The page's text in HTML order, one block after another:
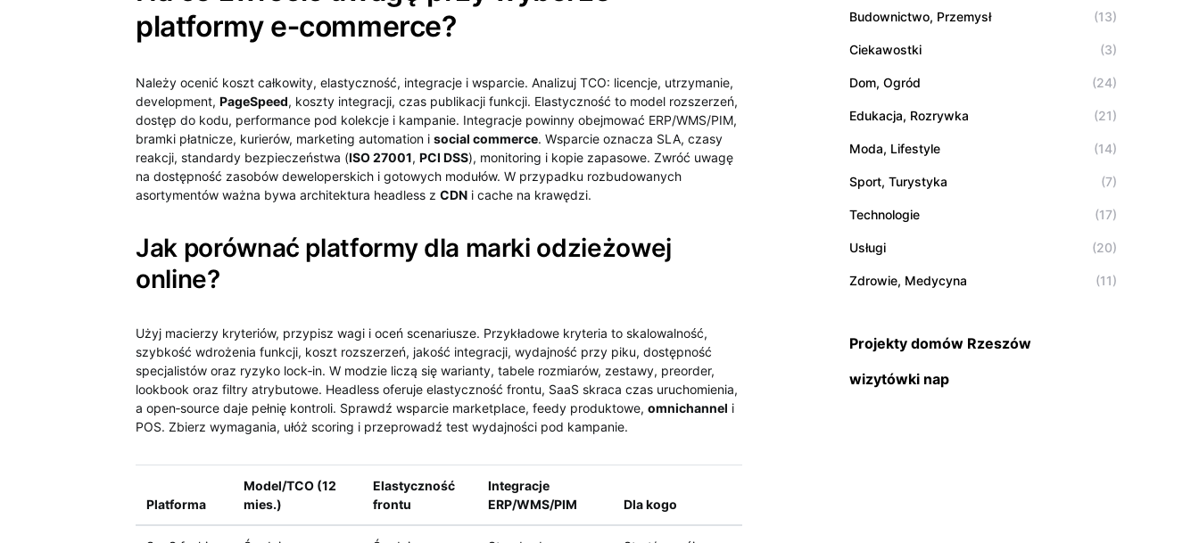
platformy e‑commerce?
Należy ocenić koszt całkowity, elastyczność, integracje i wsparcie. Analizuj TCO: licencje, utrzymanie,
development, PageSpeed, koszty integracji, czas publikacji funkcji. Elastyczność to model rozszerzeń,
dostęp do kodu, performance pod kolekcje i kampanie. Integracje powinny obejmować ERP/WMS/PIM,
bramki płatnicze, kurierów, marketing automation i social commerce. Wsparcie oznacza SLA, czasy
reakcji, standardy bezpieczeństwa (ISO 27001, PCI DSS), monitoring i kopie zapasowe. Zwróć uwagę
na dostępność zasobów deweloperskich i gotowych modułów. W przypadku rozbudowanych
asortymentów ważna bywa architektura headless z CDN i cache na krawędzi.
Jak porównać platformy dla marki odzieżowej
online?
Użyj macierzy kryteriów, przypisz wagi i oceń scenariusze. Przykładowe kryteria to skalowalność,
szybkość wdrożenia funkcji, koszt rozszerzeń, jakość integracji, wydajność przy piku, dostępność
specjalistów oraz ryzyko lock‑in. W modzie liczą się warianty, tabele rozmiarów, zestawy, preorder,
lookbook oraz filtry atrybutowe. Headless oferuje elastyczność frontu, SaaS skraca czas uruchomienia,
a open‑source daje pełnię kontroli. Sprawdź wsparcie marketplace, feedy produktowe, omnichannel i
POS. Zbierz wymagania, ułóż scoring i przeprowadź test wydajności pod kampanie.
Platforma
Model/TCO (12
mies.)
Elastyczność
frontu
Integracje
ERP/WMS/PIM
Dla kogo
Budownictwo, Przemysł (13)
Ciekawostki (3)
Dom, Ogród (24)
Edukacja, Rozrywka (21)
Moda, Lifestyle (14)
Sport, Turystyka (7)
Technologie (17)
Usługi (20)
Zdrowie, Medycyna (11)
Projekty domów Rzeszów
wizytówki nap